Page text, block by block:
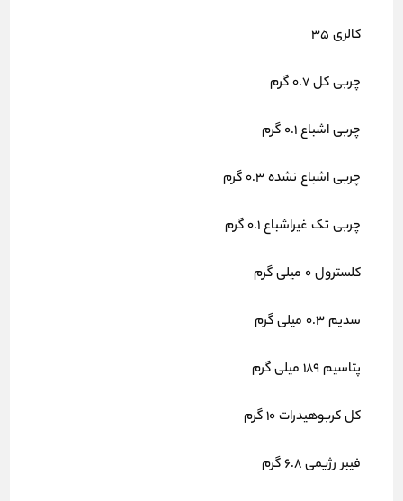
کالری 35
چربی کل 0.7 گرم
چربی اشباع 0.1 گرم
چربی اشباع نشده 0.3 گرم
چربی تک غیراشباع 0.1 گرم
کلسترول 0 میلی گرم
سدیم 0.3 میلی گرم
پتاسیم 189 میلی گرم
کل کربوهیدرات 10 گرم
فیبر رژیمی 6.8 گرم